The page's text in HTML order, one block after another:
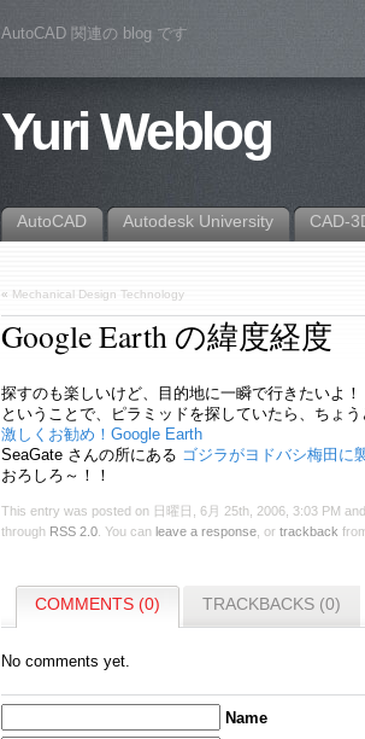
AutoCAD 関連の blog です
Yuri Weblog
AutoCAD Autodesk University CAD-
« Mechanical Design Technology
Google Earth の緯度経度
探すのも楽しいけど、目的地に一瞬で行きたいよ！
ということで、ピラミッドを探していたら、ちょう
激しくお勧め！Google Earth
SeaGate さんの所にある ゴジラがヨドバシ梅田に
おろしろ～！！
This entry was posted on 日曜日, 6月 25th, 2006, 3:03 PM
through RSS 2.0 . You can leave a response , or trackback
COMMENTS (0) TRACKBACKS (0)
No comments yet.
Name